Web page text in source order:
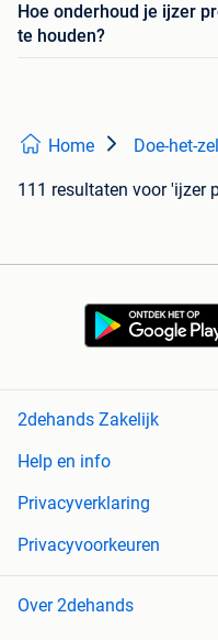
Hoe onderhoud je ijzer
te houden?
Home Doe-het-
111 resultaten voor 'ijzer
2dehands Zakelijk
Help en info
Privacyverklaring
Privacyvoorkeuren
Over 2dehands